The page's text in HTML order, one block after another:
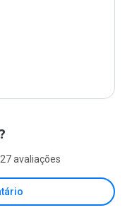
avaliações